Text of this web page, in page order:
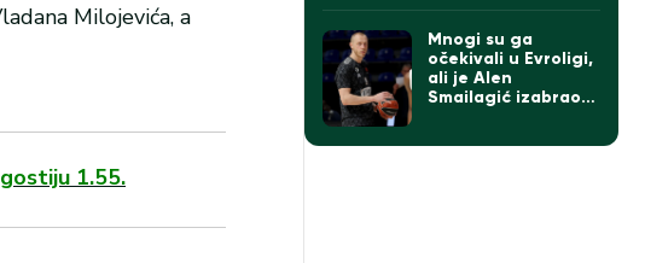
Milojevića, a
1.55.
Mnogi su ga
očekivali u Evroligi,
ali je Alen
Smailagić izabrao